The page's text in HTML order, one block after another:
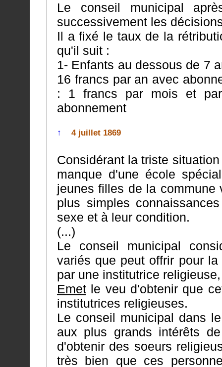
Le conseil municipal
successivement les
Il a fixé le taux de la
qu'il suit :
1- Enfants au dessous de 7
16 francs par an avec abonnement 2- Enfants au
: 1 francs par mois et
abonnement
↑ 4 juillet 1869
Considérant la triste
manque d'une école spéciale pour les
jeunes filles de la commune
plus simples connaissances qui conviennent à leur age, à leur
sexe et à leur condition.
(...)
Le conseil municipal
variés que peut offrir pour la commune
par une institutrice
Emet le veu d'obtenir que
institutrices religieuses.
Le conseil municipal dans
aux plus grands intérêts
d'obtenir des soeurs
très bien que ces personnes religieuses possèdent à un haut